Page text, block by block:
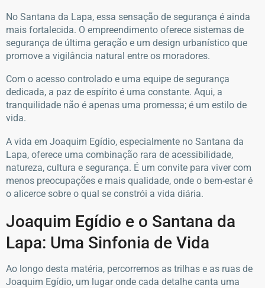
No Santana da Lapa, essa sensação de segurança é ainda
mais fortalecida. O empreendimento oferece sistemas de
segurança de última geração e um design urbanístico que
promove a vigilância natural entre os moradores.
Com o acesso controlado e uma equipe de segurança
dedicada, a paz de espírito é uma constante. Aqui, a
tranquilidade não é apenas uma promessa; é um estilo de
vida.
A vida em Joaquim Egídio, especialmente no Santana da
Lapa, oferece uma combinação rara de acessibilidade,
natureza, cultura e segurança. É um convite para viver com
menos preocupações e mais qualidade, onde o bem-estar é
o alicerce sobre o qual se constrói a vida diária.
Joaquim Egídio e o Santana da
Lapa: Uma Sinfonia de Vida
Ao longo desta matéria, percorremos as trilhas e as ruas de
Joaquim Egídio, um lugar onde cada detalhe canta uma